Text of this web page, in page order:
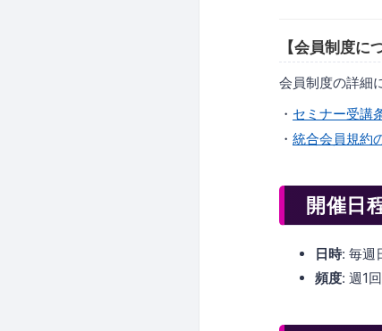
【会員制度に
会員制度の詳細
・ セミナー受講
・ 統合会員規約
開催日
日時: 毎週
頻度: 週1